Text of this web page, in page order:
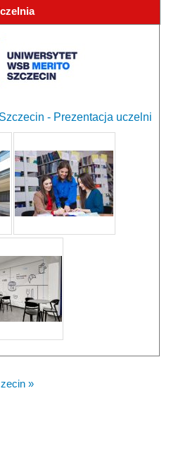
- Prezentacja uczelni
»